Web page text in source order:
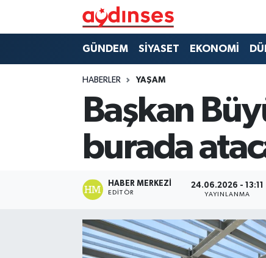
GÜNDEM SİYASET EKONOMİ
HABERLER YAŞAM
Başkan
burada
HABER MERKEZI
EDITÖR
24.06.2026 - 13:11
YAYINLANMA
Nöbetçi Eczaneler
Hava Durumu
Aydin Namaz Vakitleri
Trafik Durumu
Tüm Manşetler
Son Dakika Haberleri